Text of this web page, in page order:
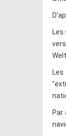
Les
Welt.
Par